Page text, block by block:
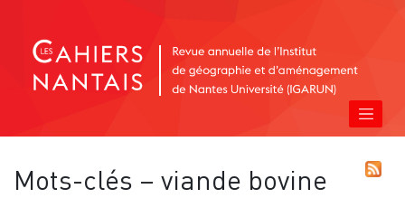
Mots-clés – viande bovine